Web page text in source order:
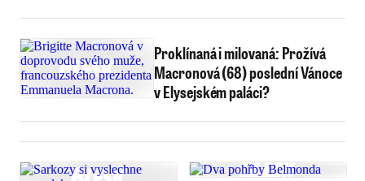
Proklínaná i milovaná: Prožívá
Macronová (68) poslední Vánoce
v Elysejském paláci?